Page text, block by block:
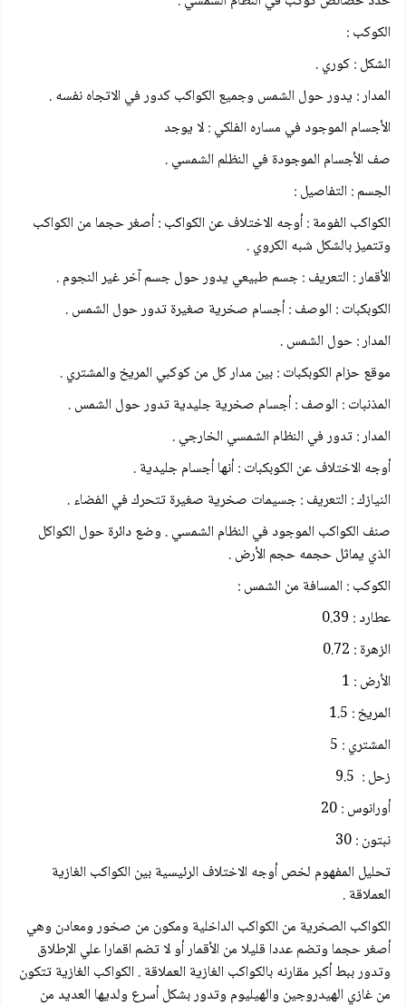
الكوكب :
الشكل : كوري .
المدار : يدور حول الشمس وجميع الكواكب كدور في الاتجاه نفسه .
الأجسام الموجود في مساره الفلكي : لا يوجد
صف الأجسام الموجودة في النظلم الشمسي .
الجسم : التفاصيل :
الكواكب الفومة : أوجه الاختلاف عن الكواكب : أصغر حجما من الكواكب
وتتميز بالشكل شبه الكروي .
الأقمار : التعريف : جسم طبيعي يدور حول جسم آخر غير النجوم .
الكوبكبات : الوصف : أجسام صخرية صغيرة تدور حول الشمس .
المدار : حول الشمس .
موقع حزام الكوبكبات : بين مدار كل من كوكبي المريخ والمشتري .
المذنبات : الوصف : أجسام صخرية جليدية تدور حول الشمس .
المدار : تدور في النظام الشمسي الخارجي .
أوجه الاختلاف عن الكوبكبات : أنها أجسام جليدية .
النيازك : التعريف : جسيمات صخرية صغيرة تتحرك في الفضاء .
صنف الكواكب الموجود في النظام الشمسي . وضع دائرة حول الكواكل
الذي يماثل حجمه حجم الأرض .
الكوكب : المسافة من الشمس :
عطارد : 0.39
الزهرة : 0.72
الأرض : 1
المريخ : 1.5
المشتري : 5
زحل : 9.5
أورانوس : 20
نبتون : 30
تحليل المفهوم لخص أوجه الاختلاف الرئيسية بين الكواكب الغازية
العملاقة .
الكواكب الصخرية من الكواكب الداخلية ومكون من صخور ومعادن وهي
أصغر حجما وتضم عددا قليلا من الأقمار أو لا تضم اقمارا علي الإطلاق
وتدور ببط أكبر مقارنه بالكواكب الغازية العملاقة . الكواكب الغازية تتكون
من غازي الهيدروجين والهيليوم وتدور بشكل أسرع ولديها العديد من